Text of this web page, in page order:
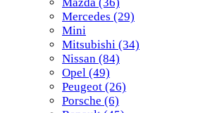
Mercedes (29)
Mini
Mitsubishi (34)
Nissan (84)
Opel (49)
Peugeot (26)
Porsche (6)